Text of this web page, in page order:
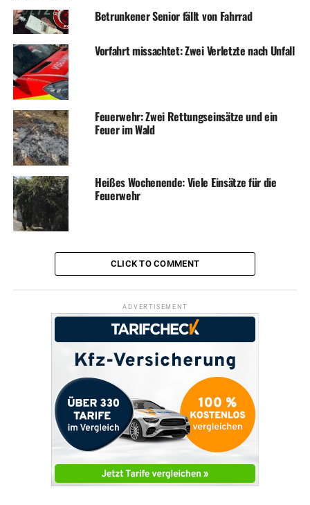
Betrunkener Senior fällt von Fahrrad
Vorfahrt missachtet: Zwei Verletzte nach Unfall
Feuerwehr: Zwei Rettungseinsätze und ein
Feuer im Wald
Heißes Wochenende: Viele Einsätze für die
Feuerwehr
CLICK TO COMMENT
ADVERTISEMENT